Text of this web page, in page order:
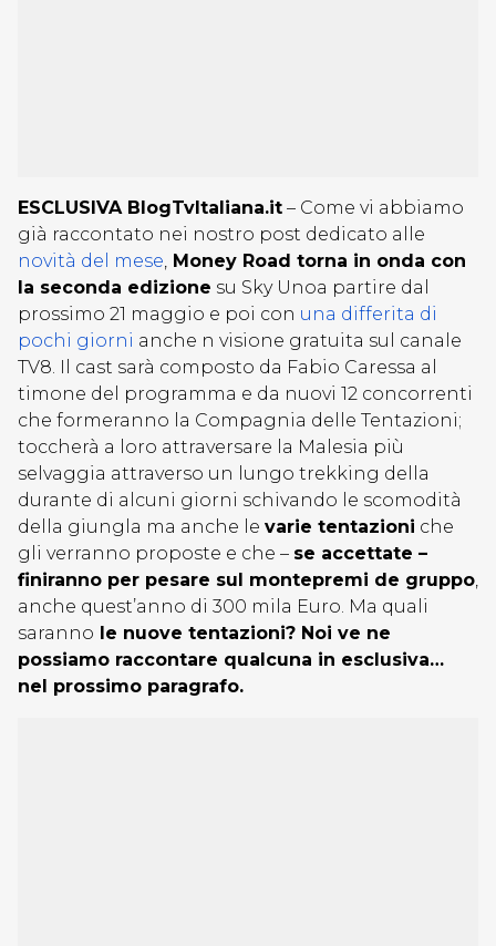
ESCLUSIVA BlogTvItaliana.it – Come vi abbiamo
già raccontato nei nostro post dedicato alle
novità del mese, Money Road torna in onda con
la seconda edizione su Sky Unoa partire dal
prossimo 21 maggio e poi con una differita di
pochi giorni anche n visione gratuita sul canale
TV8. Il cast sarà composto da Fabio Caressa al
timone del programma e da nuovi 12 concorrenti
che formeranno la Compagnia delle Tentazioni;
toccherà a loro attraversare la Malesia più
selvaggia attraverso un lungo trekking della
durante di alcuni giorni schivando le scomodità
della giungla ma anche le varie tentazioni che
gli verranno proposte e che – se accettate –
finiranno per pesare sul montepremi de gruppo,
anche quest’anno di 300 mila Euro. Ma quali
saranno le nuove tentazioni? Noi ve ne
possiamo raccontare qualcuna in esclusiva…
nel prossimo paragrafo.